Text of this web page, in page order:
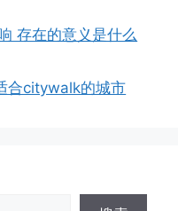
存在的意义是什么
合citywalk的城市